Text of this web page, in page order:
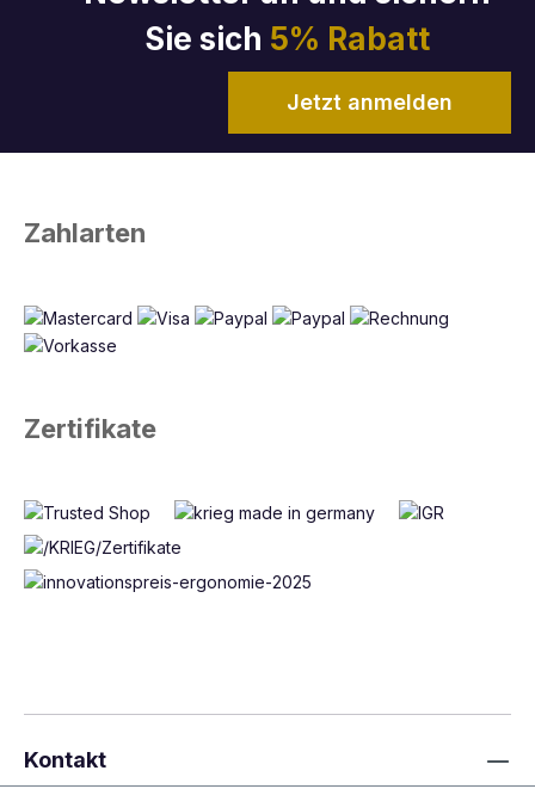
Sie sich 5% Rabatt
Jetzt anmelden
Zahlarten
Zertifikate
Kontakt